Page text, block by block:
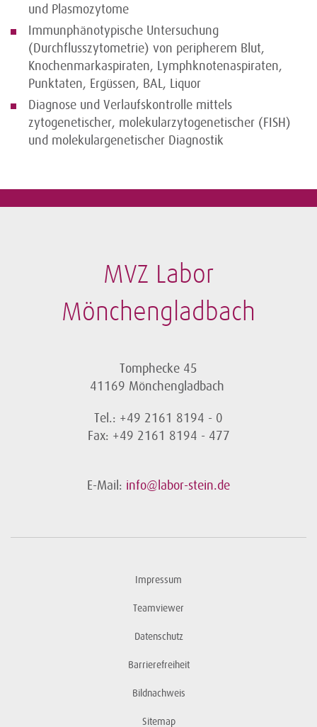
und Plasmozytome
Immunphänotypische Untersuchung
(Durchflusszytometrie) von peripherem Blut,
Knochenmarkaspiraten, Lymphknotenaspiraten,
Punktaten, Ergüssen, BAL, Liquor
Diagnose und Verlaufskontrolle mittels
zytogenetischer, molekularzytogenetischer (FISH)
und molekulargenetischer Diagnostik
MVZ Labor
Mönchengladbach
Tomphecke 45
41169 Mönchengladbach
Tel.: +49 2161 8194 - 0
Fax: +49 2161 8194 - 477
E-Mail: info@labor-stein.de
Impressum
Teamviewer
Datenschutz
Barrierefreiheit
Bildnachweis
Sitemap